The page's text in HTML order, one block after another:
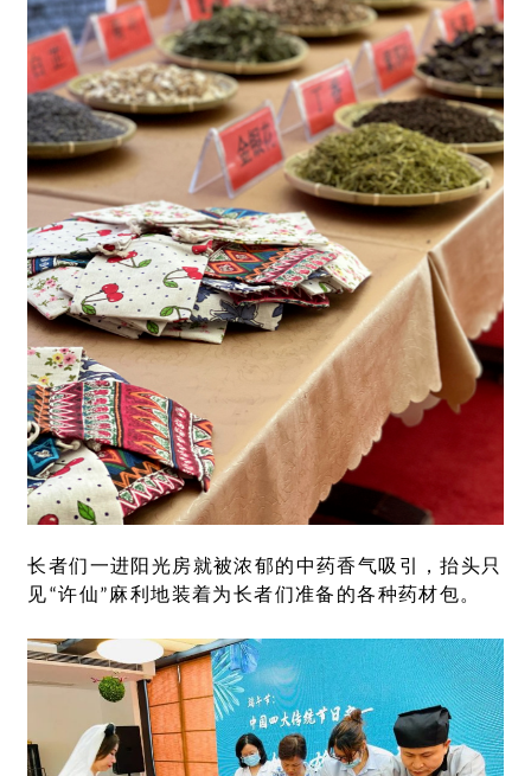
长者们一进阳光房就被浓郁的中药香气吸引，抬头只
见“许仙”麻利地装着为长者们准备的各种药材包。